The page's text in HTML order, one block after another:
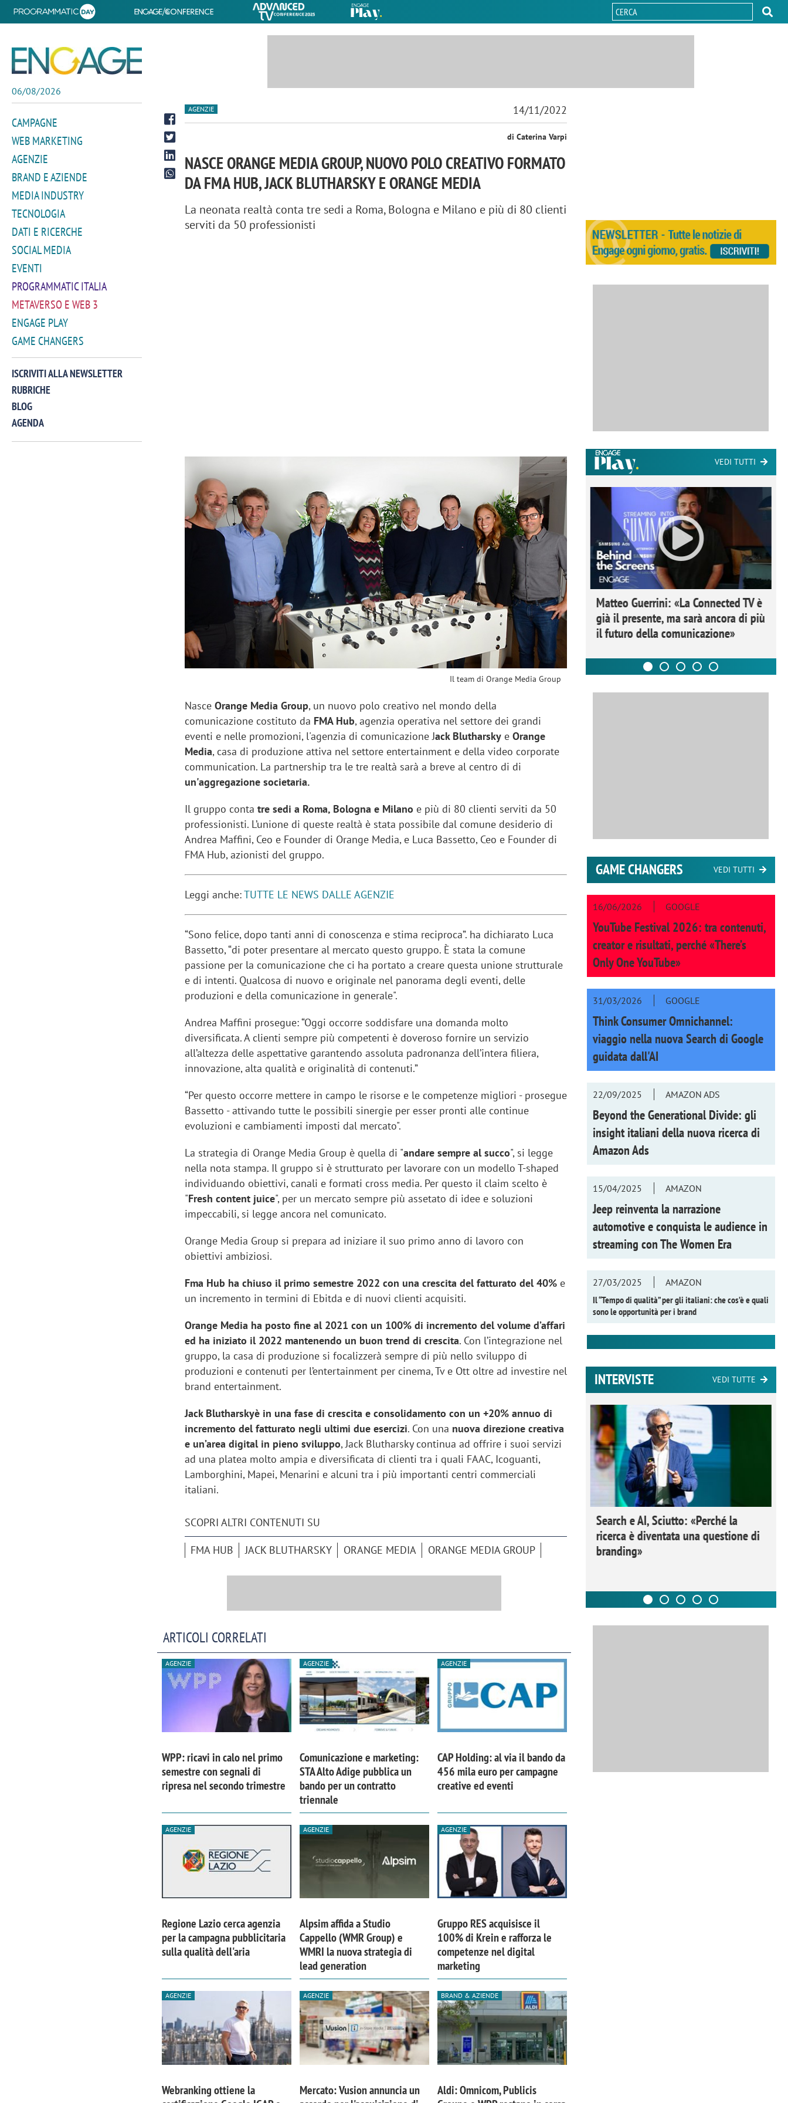
06/08/2026
CAMPAGNE
WEB MARKETING
AGENZIE
BRAND E AZIENDE
MEDIA INDUSTRY
TECNOLOGIA
DATI E RICERCHE
SOCIAL MEDIA
EVENTI
PROGRAMMATIC ITALIA
METAVERSO E WEB 3
ENGAGE PLAY
GAME CHANGERS
ISCRIVITI ALLA NEWSLETTER
RUBRICHE
BLOG
AGENDA
AGENZIE 14/11/2022
di Caterina Varpi
NASCE ORANGE MEDIA GROUP, NUOVO POLO CREATIVO FORMATO
DA FMA HUB, JACK BLUTHARSKY E ORANGE MEDIA
La neonata realtà conta tre sedi a Roma, Bologna e Milano e più di 80 clienti
serviti da 50 professionisti
Il team di Orange Media Group
Nasce Orange Media Group, un nuovo polo creativo nel mondo della
comunicazione costituto da FMA Hub, agenzia operativa nel settore dei grandi
eventi e nelle promozioni, l'agenzia di comunicazione Jack Blutharsky eOrange
Media, casa di produzione attiva nel settore entertainment e della video corporate
communication. La partnership tra le tre realtà sarà a breve al centro di di
un'aggregazione societaria.
Il gruppo contatre sedi a Roma, Bologna e Milano e più di 80 clienti serviti da 50
professionisti. L’unione di queste realtà è stata possibile dal comune desiderio di
Andrea Maffini, Ceo e Founder di Orange Media, e Luca Bassetto, Ceo e Founder di
FMA Hub, azionisti del gruppo.
Leggi anche:TUTTE LE NEWS DALLE AGENZIE
“Sono felice, dopo tanti anni di conoscenza e stima reciproca”. ha dichiarato Luca
Bassetto, “di poter presentare al mercato questo gruppo. È stata la comune
passione per la comunicazione che ci ha portato a creare questa unione strutturale
e di intenti. Qualcosa di nuovo e originale nel panorama degli eventi, delle
produzioni e della comunicazione in generale".
Andrea Maffini prosegue: “Oggi occorre soddisfare una domanda molto
diversificata. A clienti sempre più competenti è doveroso fornire un servizio
all’altezza delle aspettative garantendo assoluta padronanza dell’intera filiera,
innovazione, alta qualità e originalità di contenuti.”
“Per questo occorre mettere in campo le risorse e le competenze migliori - prosegue
Bassetto - attivando tutte le possibili sinergie per esser pronti alle continue
evoluzioni e cambiamenti imposti dal mercato".
La strategia di Orange Media Group è quella di "andare sempre al succo", si legge
nella nota stampa. Il gruppo si è strutturato per lavorare con un modello T-shaped
individuando obiettivi, canali e formati cross media. Per questo il claim scelto è
"Fresh content juice", per un mercato sempre più assetato di idee e soluzioni
impeccabili, si legge ancora nel comunicato.
Orange Media Group si prepara ad iniziare il suo primo anno di lavoro con
obiettivi ambiziosi.
Fma Hub ha chiuso il primo semestre 2022 con una crescita del fatturato del 40% e
un incremento in termini di Ebitda e di nuovi clienti acquisiti.
Orange Media ha posto fine al 2021 con un 100% di incremento del volume d’affari
ed ha iniziato il 2022 mantenendo un buon trend di crescita. Con l’integrazione nel
gruppo, la casa di produzione si focalizzerà sempre di più nello sviluppo di
produzioni e contenuti per l’entertainment per cinema, Tv e Ott oltre ad investire nel
brand entertainment.
Jack Blutharskyè in una fase di crescita e consolidamento con un +20% annuo di
incremento del fatturato negli ultimi due esercizi. Con una nuova direzione creativa
e un’area digital in pieno sviluppo, Jack Blutharsky continua ad offrire i suoi servizi
ad una platea molto ampia e diversificata di clienti tra i quali FAAC, Icoguanti,
Lamborghini, Mapei, Menarini e alcuni tra i più importanti centri commerciali
italiani.
SCOPRI ALTRI CONTENUTI SU
FMA HUB JACK BLUTHARSKY ORANGE MEDIA ORANGE MEDIA GROUP
ARTICOLI CORRELATI
AGENZIE
WPP: ricavi in calo nel primo
semestre con segnali di
ripresa nel secondo trimestre
AGENZIE
Comunicazione e marketing:
STA Alto Adige pubblica un
bando per un contratto
triennale
AGENZIE
CAP Holding: al via il bando da
456 mila euro per campagne
creative ed eventi
AGENZIE
Regione Lazio cerca agenzia
per la campagna pubblicitaria
sulla qualità dell'aria
AGENZIE
Alpsim affida a Studio
Cappello (WMR Group) e
WMRI la nuova strategia di
lead generation
AGENZIE
Gruppo RES acquisisce il
100% di Krein e rafforza le
competenze nel digital
marketing
AGENZIE
Webranking ottiene la
AGENZIE
Mercato: Vusion annuncia un
BRAND & AZIENDE
Aldi: Omnicom, Publicis
VEDI TUTTI
Perez, Samsung Ads: «L'Italia è un
mercato strategico e continuerà a
crescere»
Networking agli eventi: come la
startup Kicè punta a eliminare lo
"spreco di relazioni"
Matteo Guerrini: «La Connected TV è
già il presente, ma sarà ancora di più
il futuro della comunicazione»
GAME CHANGERS VEDI TUTTI
16/06/2026 GOOGLE
YouTube Festival 2026: tra contenuti,
creator e risultati, perché «There’s
Only One YouTube»
31/03/2026 GOOGLE
Think Consumer Omnichannel:
viaggio nella nuova Search di Google
guidata dall'AI
22/09/2025 AMAZON ADS
Beyond the Generational Divide: gli
insight italiani della nuova ricerca di
Amazon Ads
15/04/2025 AMAZON
Jeep reinventa la narrazione
automotive e conquista le audience in
streaming conThe Women Era
27/03/2025
AMAZON
Il “Tempo di qualità” per gli italiani: che cos’è e quali
sono le opportunità per i brand
INTERVISTE VEDI TUTTE
comunicazione crea un brand food:
Emanuele Viora di Deloitte Digital:
«La creatività resta centrale, l’AI deve
amplificare il talento»
Doxa: «Non basta più descrivere i
fenomeni: bisogna comprenderli e
Search e AI, Sciutto: «Perché la
ricerca è diventata una questione di
branding»